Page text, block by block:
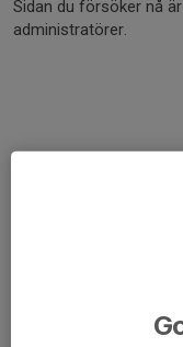
Sidan du försöker nå
administratörer.